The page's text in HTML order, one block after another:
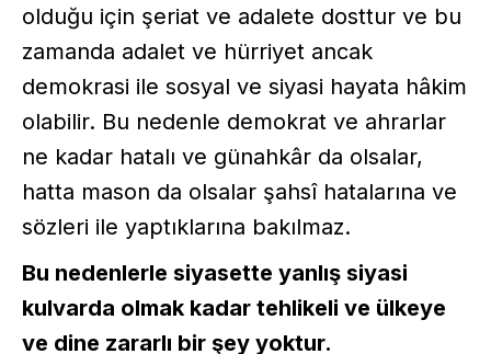
olduğu için şeriat ve adalete dosttur ve bu
zamanda adalet ve hürriyet ancak
demokrasi ile sosyal ve siyasi hayata hâkim
olabilir. Bu nedenle demokrat ve ahrarlar
ne kadar hatalı ve günahkâr da olsalar,
hatta mason da olsalar şahsî hatalarına ve
sözleri ile yaptıklarına bakılmaz.
Bu nedenlerle siyasette yanlış siyasi
kulvarda olmak kadar tehlikeli ve ülkeye
ve dine zararlı bir şey yoktur.